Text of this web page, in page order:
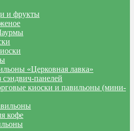
и фрукты
«Церковная лавка»
панелей
киоски и павильоны (мини-
кофе